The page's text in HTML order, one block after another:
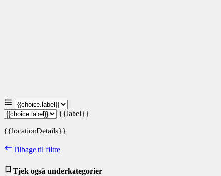
{{label}}
{{locationDetails}}
Tilbage til filtre
Tjek også underkategorier